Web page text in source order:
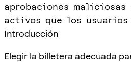
aprobaciones maliciosas
activos que los
Introducción
Elegir la billetera adecuada